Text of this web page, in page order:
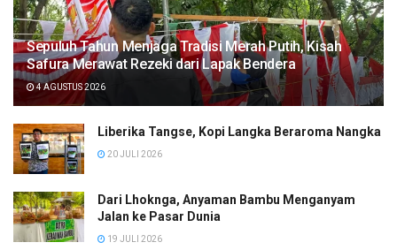
Sepuluh Tahun Menjaga Tradisi Merah Putih, Kisah
Safura Merawat Rezeki dari Lapak Bendera
4 AGUSTUS 2026
Liberika Tangse, Kopi Langka Beraroma Nangka
20 JULI 2026
Dari Lhoknga, Anyaman Bambu Menganyam
Jalan ke Pasar Dunia
19 JULI 2026